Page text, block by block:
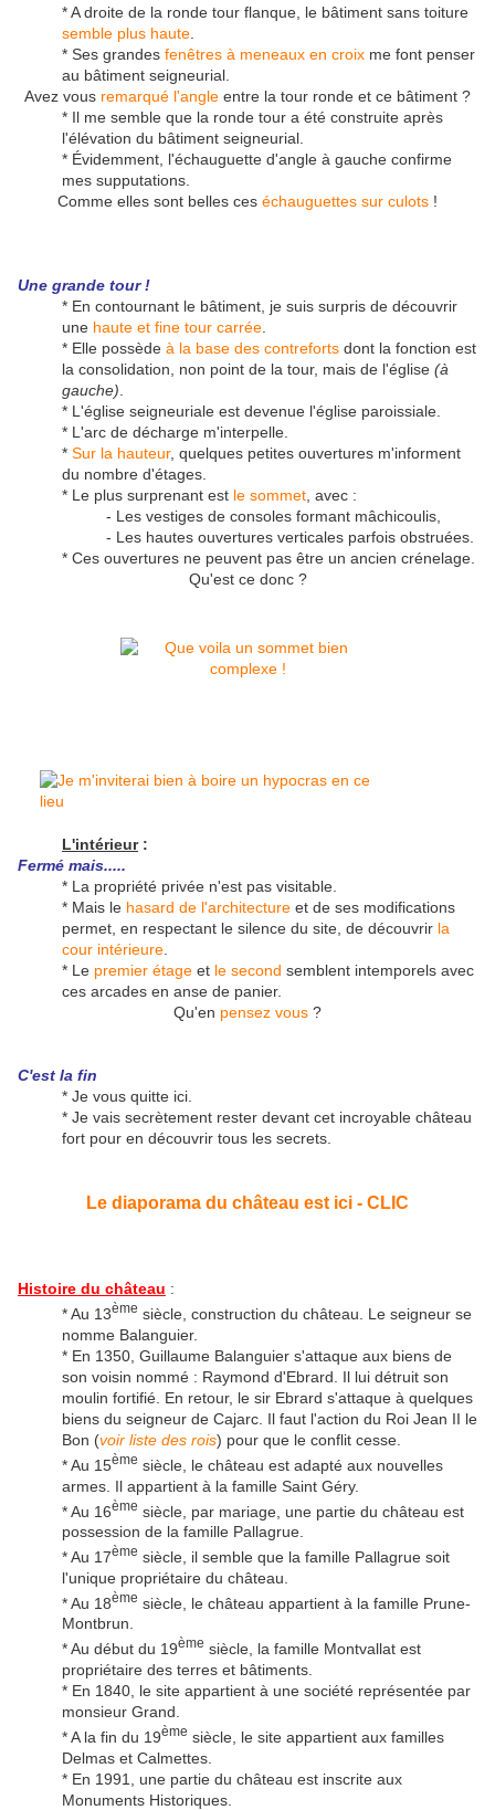
* A droite de la ronde tour flanque, le bâtiment sans toiture
semble plus haute
* Ses grandes fenêtres à meneaux en croix me font penser
au bâtiment seigneurial.
Avez vous remarqué l'angle entre la tour ronde et ce bâtiment ?
* Il me semble que la ronde tour a été construite après
l'élévation du bâtiment seigneurial.
* Évidemment, l'échauguette d'angle à gauche confirme
mes supputations.
Comme elles sont belles ces échauguettes sur culots !
Une grande tour !
* En contournant le bâtiment, je suis surpris de découvrir
une haute et fine tour carrée
* Elle possède à la base des contreforts dont la fonction est
la consolidation, non point de la tour, mais de l'église (à
gauche)
* L'église seigneuriale est devenue l'église paroissiale.
* L'arc de décharge m'interpelle.
* Sur la hauteur, quelques petites ouvertures m'informent
du nombre d'étages.
* Le plus surprenant est le sommet , avec :
- Les vestiges de consoles formant mâchicoulis,
- Les hautes ouvertures verticales parfois obstruées.
* Ces ouvertures ne peuvent pas être un ancien crénelage.
Qu'est ce donc ?
L'intérieur:
Fermé mais.....
* La propriété privée n'est pas visitable.
* Mais le hasard de l'architecture et de ses modifications
permet, en respectant le silence du site, de découvrir la
cour intérieure
* Le premier étage et le second semblent intemporels avec
ces arcades en anse de panier.
Qu'en pensez vous ?
C'est la fin
* Je vous quitte ici.
* Je vais secrètement rester devant cet incroyable château
fort pour en découvrir tous les secrets.
Le diaporama du château est ici - CLIC
Histoire du château :
* Au 13ème siècle, construction du château. Le seigneur se
nomme Balanguier.
* En 1350, Guillaume Balanguier s'attaque aux biens de
son voisin nommé : Raymond d'Ebrard. Il lui détruit son
moulin fortifié. En retour, le sir Ebrard s'attaque à quelques
biens du seigneur de Cajarc. Il faut l'action du Roi Jean II le
Bon (voir liste des rois) pour que le conflit cesse.
* Au 15ème siècle, le château est adapté aux nouvelles
armes. Il appartient à la famille Saint Géry.
* Au 16ème siècle, par mariage, une partie du château est
possession de la famille Pallagrue.
* Au 17ème siècle, il semble que la famille Pallagrue soit
l'unique propriétaire du château.
* Au 18ème siècle, le château appartient à la famille Prune-
Montbrun.
* Au début du 19ème siècle, la famille Montvallat est
propriétaire des terres et bâtiments.
* En 1840, le site appartient à une société représentée par
monsieur Grand.
* A la fin du 19ème siècle, le site appartient aux familles
Delmas et Calmettes.
* En 1991, une partie du château est inscrite aux
Monuments Historiques.